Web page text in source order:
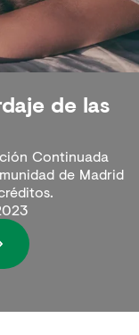
de las
Continuada
de Madrid